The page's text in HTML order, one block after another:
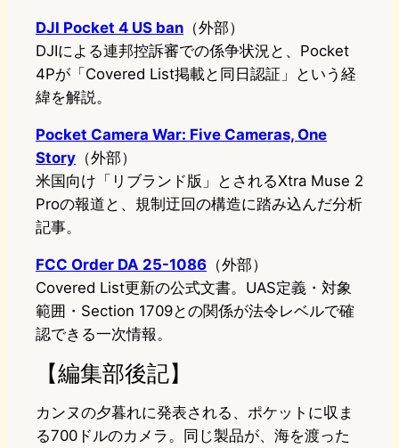
DJI Pocket 4 US ban （外部）
DJIによる連邦控訴審での係争状況と、Pocket
4Pが「Covered List掲載と同日認証」という経
緯を解説。
Pocket Camera War: Five Cameras, One
Story （外部）
米国向け「リブランド版」とされるXtra Muse 2
Proの報道と、規制迂回の構造に踏み込んだ分析
記事。
FCC Order DA 25-1086 （外部）
Covered List更新の公式文書。UAS定義・対象
範囲・Section 1709との関係が法令レベルで確
認できる一次情報。
【編集部後記】
カンヌの夕暮れに発表される、ポケットに収ま
る700ドルのカメラ。同じ製品が、海を渡った